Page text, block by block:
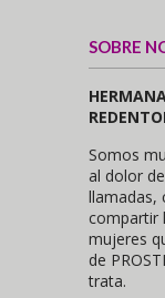
SOBRE
Somos
al dolor
llamadas,
compartir
mujeres
de
trata.